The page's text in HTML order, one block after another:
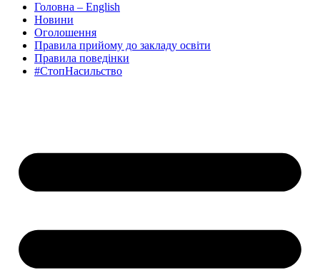
Головна – English
Новини
Оголошення
Правила прийому до закладу освіти
Правила поведінки
#СтопНасильство